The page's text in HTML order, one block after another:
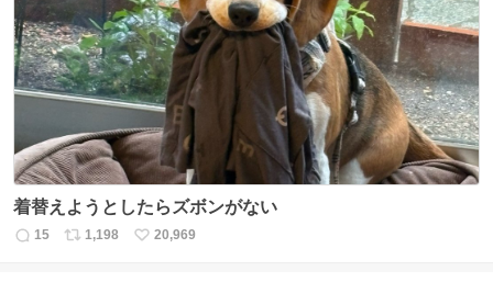
ト
数
ね
数
着替えようとしたらズボンがない
返
15
リ
1,198
い
20,969